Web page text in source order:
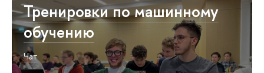
Тренировки по машинному
обучению
Чат